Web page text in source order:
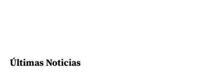
Últimas Noticias